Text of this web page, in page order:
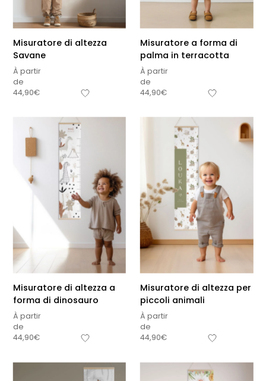
Misuratore di altezza
Savane
À partir
de
44,90€
Misuratore a forma di
palma in terracotta
À partir
de
44,90€
Misuratore di altezza a
forma di dinosauro
À partir
de
44,90€
Misuratore di altezza per
piccoli animali
À partir
de
44,90€